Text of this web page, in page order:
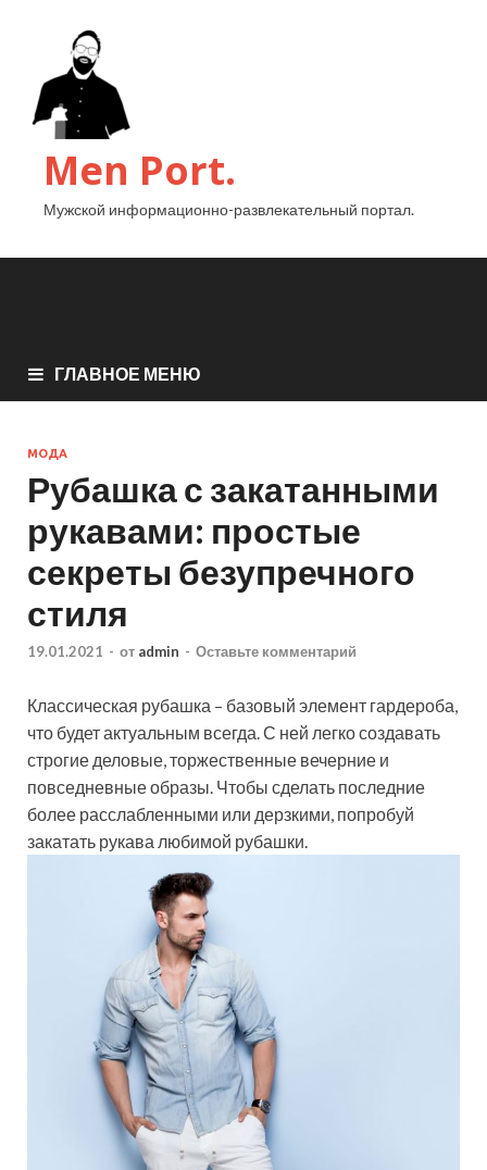
Men Port.
Мужской информационно-развлекательный портал.
ГЛАВНОЕ МЕНЮ
МОДА
Рубашка с закатанными
рукавами: простые
секреты безупречного
стиля
19.01.2021 - от admin - Оставьте комментарий
Классическая рубашка – базовый элемент гардероба,
что будет актуальным всегда. С ней легко создавать
строгие деловые, торжественные вечерние и
повседневные образы. Чтобы сделать последние
более расслабленными или дерзкими, попробуй
закатать рукава любимой рубашки.